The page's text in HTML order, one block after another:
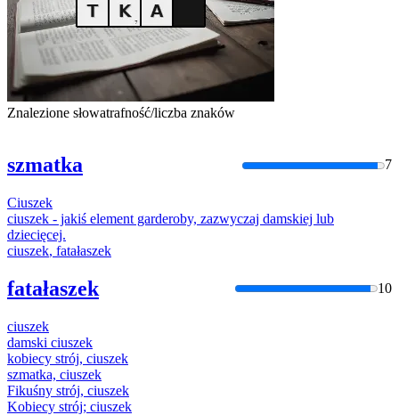
Znalezione słowatrafność/liczba znaków
szmatka 7
Ciuszek
ciuszek - jakiś element garderoby, zazwyczaj damskiej lub
dziecięcej.
ciuszek, fatałaszek
fatałaszek 10
ciuszek
damski ciuszek
kobiecy strój, ciuszek
szmatka, ciuszek
Fikuśny strój, ciuszek
Kobiecy strój; ciuszek